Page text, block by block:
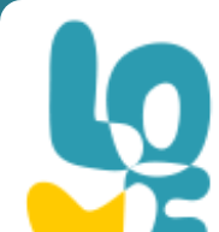
You are here: Home »
DECK COFFEE